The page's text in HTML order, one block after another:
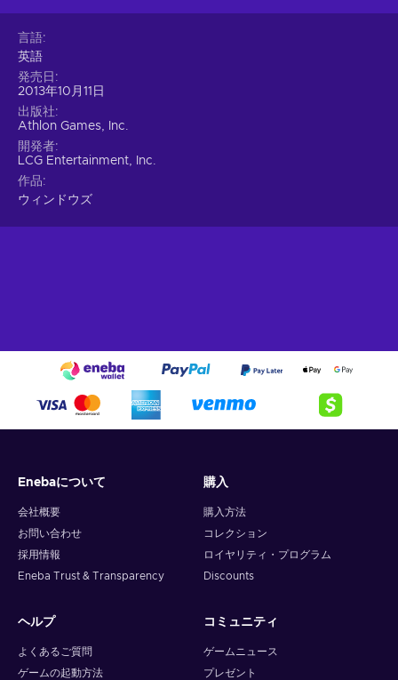
言語
英語
発売日
2013年10月11日
出版社
Athlon Games, Inc.
開発者
LCG Entertainment, Inc.
作品
ウィンドウズ
Enebaについて
会社概要
お問い合わせ
採用情報
Eneba Trust & Transparency
購入
購入方法
コレクション
ロイヤリティ・プログラム
Discounts
ヘルプ
よくあるご質問
ゲームの起動方法
コミュニティ
ゲームニュース
プレゼント